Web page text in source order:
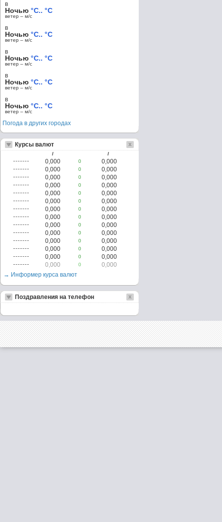
в
Ночью °C.. °C
ветер – м/c
в
Ночью °C.. °C
ветер – м/c
в
Ночью °C.. °C
ветер – м/c
в
Ночью °C.. °C
ветер – м/c
в
Ночью °C.. °C
ветер – м/c
Погода в других городах
Курсы валют
/ /
0,000 0
0,000
0,000
0
0,000
0,000
0
0,000
0,000
0
0,000
0,000
0
0,000
0,000
0
0,000
0,000
0
0,000
0,000
0
0,000
0,000
0
0,000
0,000
0
0,000
0,000
0
0,000
0,000
0
0,000
0,000
0
0,000
0,000
0
0,000
→ Информер курса валют
Поздравления на телефон